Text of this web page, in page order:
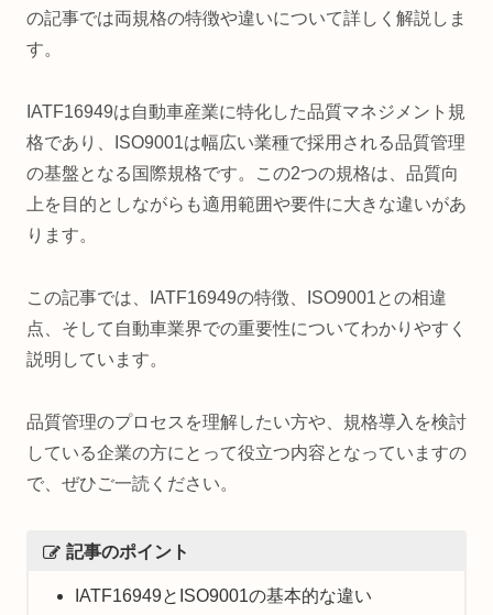
の記事では両規格の特徴や違いについて詳しく解説しま
す。
IATF16949は自動車産業に特化した品質マネジメント規
格であり、ISO9001は幅広い業種で採用される品質管理
の基盤となる国際規格です。この2つの規格は、品質向
上を目的としながらも適用範囲や要件に大きな違いがあ
ります。
この記事では、IATF16949の特徴、ISO9001との相違
点、そして自動車業界での重要性についてわかりやすく
説明しています。
品質管理のプロセスを理解したい方や、規格導入を検討
している企業の方にとって役立つ内容となっていますの
で、ぜひご一読ください。
記事のポイント
IATF16949とISO9001の基本的な違い